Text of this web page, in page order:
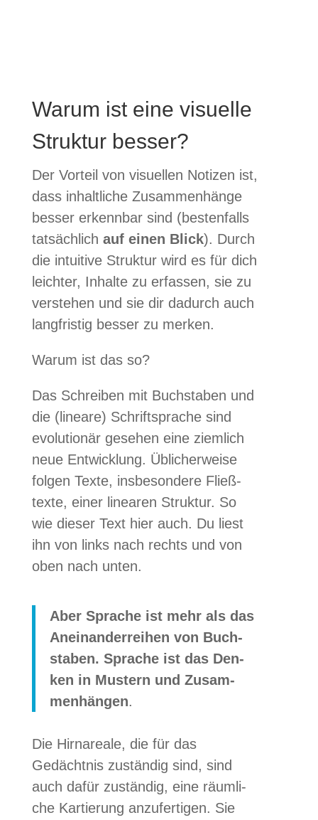
Warum ist eine visuelle
Struktur besser?
Der Vor­teil von visu­el­len Noti­zen ist,
dass inhalt­li­che Zusam­men­hänge
bes­ser erkenn­bar sind (bes­ten­falls
tat­säch­lich auf einen Blick). Durch
die intui­tive Struk­tur wird es für dich
leich­ter, Inhalte zu erfas­sen, sie zu
ver­ste­hen und sie dir dadurch auch
lang­fris­tig bes­ser zu merken.
Warum ist das so?
Das Schrei­ben mit Buch­sta­ben und
die (lineare) Schrift­spra­che sind
evo­lu­tio­när gese­hen eine ziem­lich
neue Ent­wick­lung. Übli­cher­weise
fol­gen Texte, ins­be­son­dere Fließ­
texte, einer linea­ren Struk­tur. So
wie die­ser Text hier auch. Du liest
ihn von links nach rechts und von
oben nach unten.
Aber Spra­che ist mehr als das
Anein­an­der­rei­hen von Buch­
sta­ben. Spra­che ist das Den­
ken in Mus­tern und Zusam­
men­hän­gen.
Die Hirn­areale, die für das
Gedächt­nis zustän­dig sind, sind
auch dafür zustän­dig, eine räum­li­
che Kar­tie­rung anzu­fer­ti­gen. Sie